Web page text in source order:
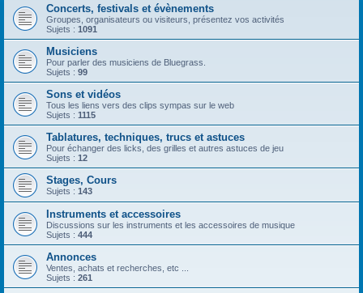
Concerts, festivals et évènements
Groupes, organisateurs ou visiteurs, présentez vos activités
Sujets : 1091
Musiciens
Pour parler des musiciens de Bluegrass.
Sujets : 99
Sons et vidéos
Tous les liens vers des clips sympas sur le web
Sujets : 1115
Tablatures, techniques, trucs et astuces
Pour échanger des licks, des grilles et autres astuces de jeu
Sujets : 12
Stages, Cours
Sujets : 143
Instruments et accessoires
Discussions sur les instruments et les accessoires de musique
Sujets : 444
Annonces
Ventes, achats et recherches, etc ...
Sujets : 261